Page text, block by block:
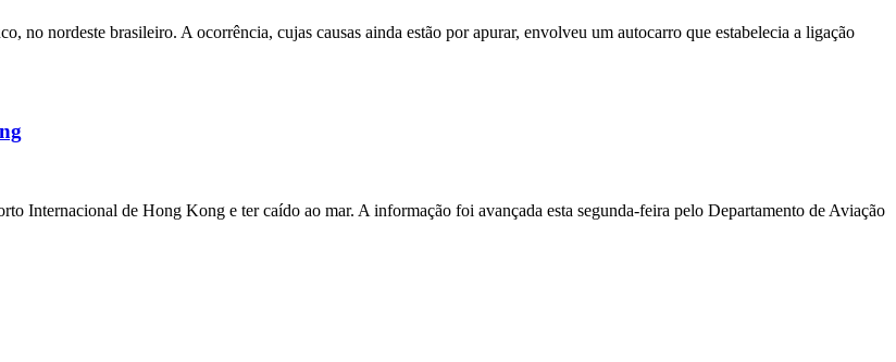
no nordeste brasileiro. A ocorrência, cujas causas ainda estão por apurar, envolveu um autocarro que estabelecia a ligação
Internacional de Hong Kong e ter caído ao mar. A informação foi avançada esta segunda-feira pelo Departamento de Aviação